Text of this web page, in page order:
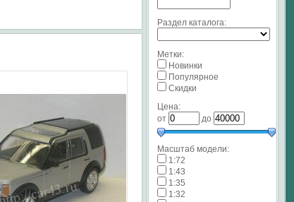
Раздел каталога:
Метки:
Новинки
Популярное
Скидки
Цена:
от
до
Масштаб модели:
1:72
1:43
1:35
1:32